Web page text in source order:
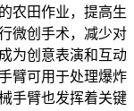
农田作业，提高生
微创手术，减少对
为创意表演和互动
臂可用于处理爆炸
手臂也发挥着关键